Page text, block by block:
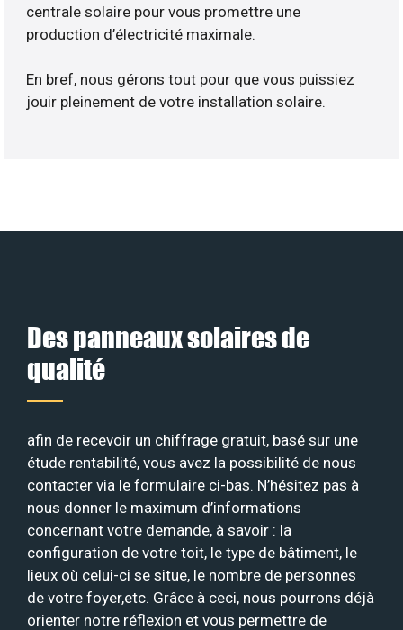
centrale solaire pour vous promettre une
production d’électricité maximale.
En bref, nous gérons tout pour que vous puissiez
jouir pleinement de votre installation solaire.
Des panneaux solaires de
qualité
afin de recevoir un chiffrage gratuit, basé sur une
étude rentabilité, vous avez la possibilité de nous
contacter via le formulaire ci-bas. N’hésitez pas à
nous donner le maximum d’informations
concernant votre demande, à savoir : la
configuration de votre toit, le type de bâtiment, le
lieux où celui-ci se situe, le nombre de personnes
de votre foyer,etc. Grâce à ceci, nous pourrons déjà
orienter notre réflexion et vous permettre de